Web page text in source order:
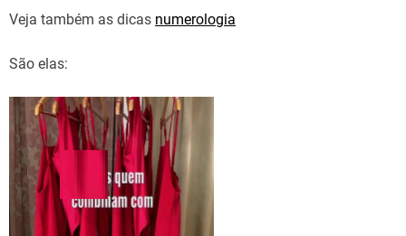
Veja também as dicas numerologia
São elas: